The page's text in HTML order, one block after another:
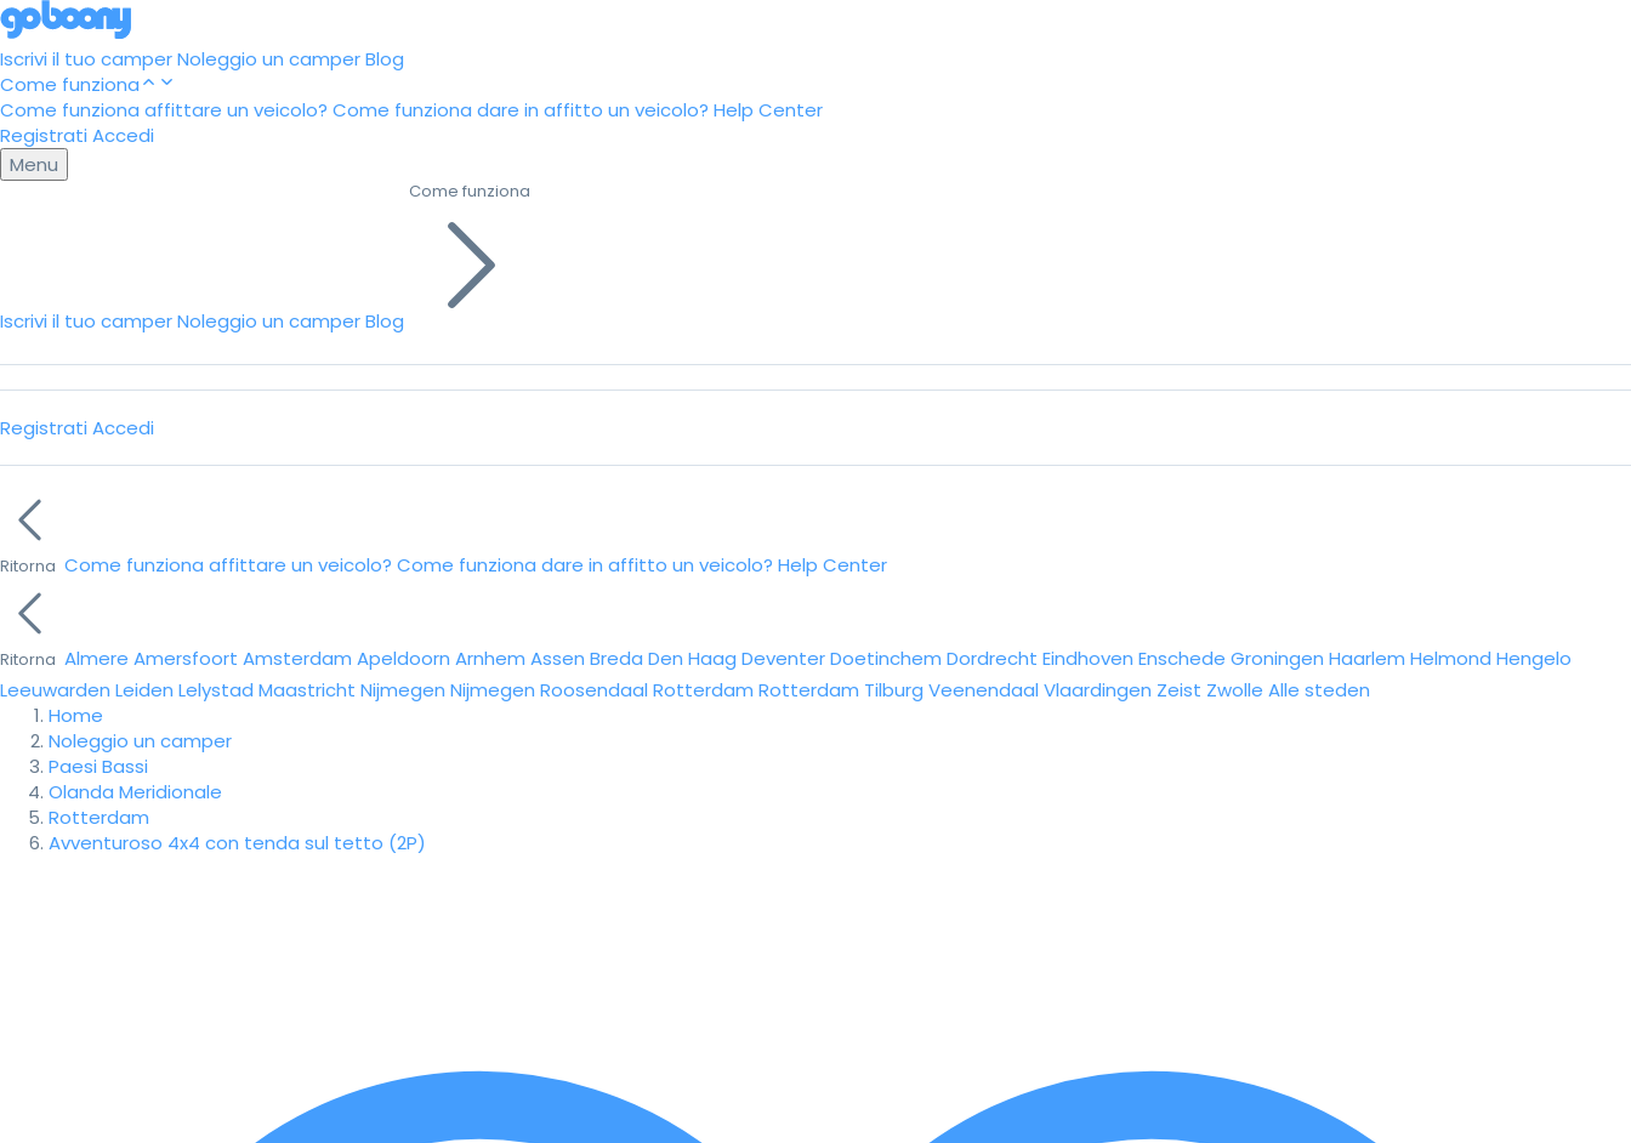
Iscrivi il tuo camperNoleggio un camperBlog
Come funziona
Come funziona affittare un veicolo? Come funziona dare in affitto un veicolo? Help Center
Registrati Accedi
Menu
Iscrivi il tuo camperNoleggio un camperBlog
Come funziona
Registrati Accedi
Ritorna Come funziona affittare un veicolo? Come funziona dare in affitto un veicolo? Help Center
Ritorna Almere Amersfoort Amsterdam Apeldoorn Arnhem Assen Breda Den Haag DeventerDoetinchem Dordrecht Eindhoven Enschede Groningen Haarlem Helmond Hengelo
Leeuwarden Leiden Lelystad Maastricht Nijmegen Nijmegen Roosendaal Rotterdam Rotterdam Tilburg Veenendaal Vlaardingen Zeist Zwolle Alle steden
Home
Noleggio un camper
Paesi Bassi
Olanda Meridionale
Rotterdam
Avventuroso 4x4 con tenda sul tetto (2P)